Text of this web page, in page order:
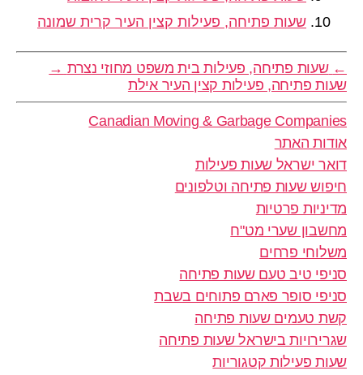
שעות פתיחה, פעילות קצין העיר קרית שמונה
← שעות פתיחה, פעילות בית משפט מחוזי נצרת →
שעות פתיחה, פעילות קצין העיר אילת
Canadian Moving & Garbage Companies
אודות האתר
דואר ישראל שעות פעילות
חיפוש שעות פתיחה וטלפונים
מדיניות פרטיות
מחשבון שערי מט"ח
משלוחי פרחים
סניפי טיב טעם שעות פתיחה
סניפי סופר פארם פתוחים בשבת
קשת טעמים שעות פתיחה
שגרירויות בישראל שעות פתיחה
שעות פעילות קטגוריות